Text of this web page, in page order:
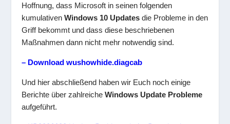
Hoffnung, dass Microsoft in seinen folgenden
kumulativenWindows 10 Updates die Probleme in den
Griff bekommt und dass diese beschriebenen
Maßnahmen dann nicht mehr notwendig sind.
– Download wushowhide.diagcab
Und hier abschließend haben wir Euch noch einige
Berichte über zahlreicheWindows Update Probleme
aufgeführt.